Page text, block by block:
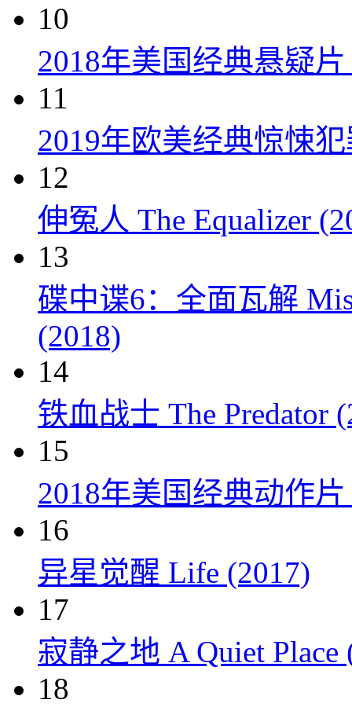
10
2018年美国经典悬疑
11
2019年欧美经典惊悚
12
伸冤人 The Equalizer
13
碟中谍6：全面瓦解
(2018)
14
铁血战士 The Predator
15
2018年美国经典动作
16
异星觉醒 Life (2017)
17
寂静之地 A Quiet Place
18